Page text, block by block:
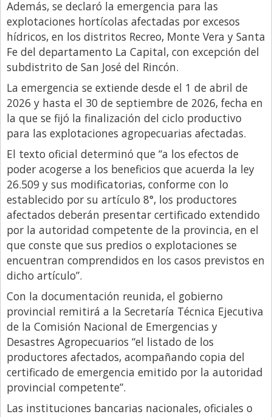
Negocios
Opinion
País
Política
Publicidad y Marketing
Real Estate y Propiedades
Responsabilidad Social
Salidas
Santa Fe
Show Business
Sociedad
Tecnología
Tendencias
Además, se declaró la emergencia para las
explotaciones hortícolas afectadas por excesos
hídricos, en los distritos Recreo, Monte Vera y Santa
Fe del departamento La Capital, con excepción del
subdistrito de San José del Rincón.
La emergencia se extiende desde el 1 de abril de
2026 y hasta el 30 de septiembre de 2026, fecha en
la que se fijó la finalización del ciclo productivo
para las explotaciones agropecuarias afectadas.
El texto oficial determinó que “a los efectos de
poder acogerse a los beneficios que acuerda la ley
26.509 y sus modificatorias, conforme con lo
establecido por su artículo 8°, los productores
afectados deberán presentar certificado extendido
por la autoridad competente de la provincia, en el
que conste que sus predios o explotaciones se
encuentran comprendidos en los casos previstos en
dicho artículo”.
Con la documentación reunida, el gobierno
provincial remitirá a la Secretaría Técnica Ejecutiva
de la Comisión Nacional de Emergencias y
Desastres Agropecuarios “el listado de los
productores afectados, acompañando copia del
certificado de emergencia emitido por la autoridad
provincial competente”.
Las instituciones bancarias nacionales, oficiales o